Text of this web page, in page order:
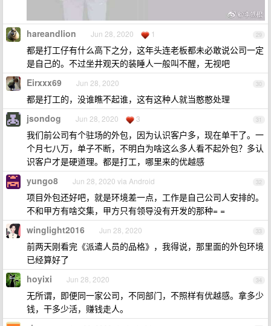
29
hareandlion Jun 28, 2020 1
都是打工仔有什么高下之分，这年头连老板都未必敢说公司一定
是自己的。不过坐井观天的装睡人一般叫不醒，无视吧
30
Eirxxx69 Jun 28, 2020
都是打工的，没谁瞧不起谁，这有这种人就当憨憨处理
31
jsondog Jun 28, 2020 3
我们前公司有个驻场的外包，因为认识客户多，现在单干了。一
个月七八万，单子不断，不明白为啥这么多人看不起外包？多认
识客户才是硬道理。都是打工，哪里来的优越感
32
yungo8 Jun 28, 2020 via Android
项目外包还好吧，就是环境差一点，工作是自己公司人安排的。
不和甲方有啥交集，甲方只有领导没有开发的那种= =
33
winglight2016 Jun 28, 2020
前两天刚看完《派遣人员的品格》，我得说，那里面的外包环境
已经算好了
34
hoyixi Jun 28, 2020
无所谓，即便同一家公司，不同部门，不照样有优越感。拿多少
钱，干多少活，赚钱走人。